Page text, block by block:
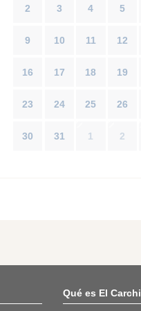
2 3 4 5
9 10 11 12
16 17 18 19
23 24 25 26
30 31 1 2
Qué es El Carchi